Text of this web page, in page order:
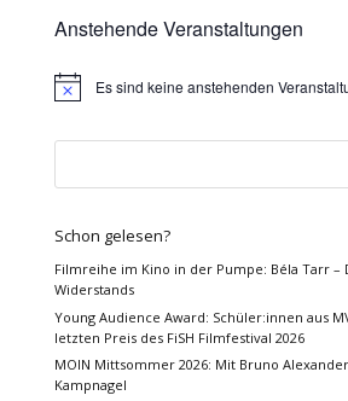
Anstehende Veranstaltungen
HinweisEs sind keine anstehenden
Schon gelesen?
Filmreihe im Kino in der Pumpe: Béla Tarr –
Widerstands
Young Audience Award: Schüler:innen aus
letzten Preis des FiSH Filmfestival 2026
MOIN Mittsommer 2026: Mit Bruno
Kampnagel